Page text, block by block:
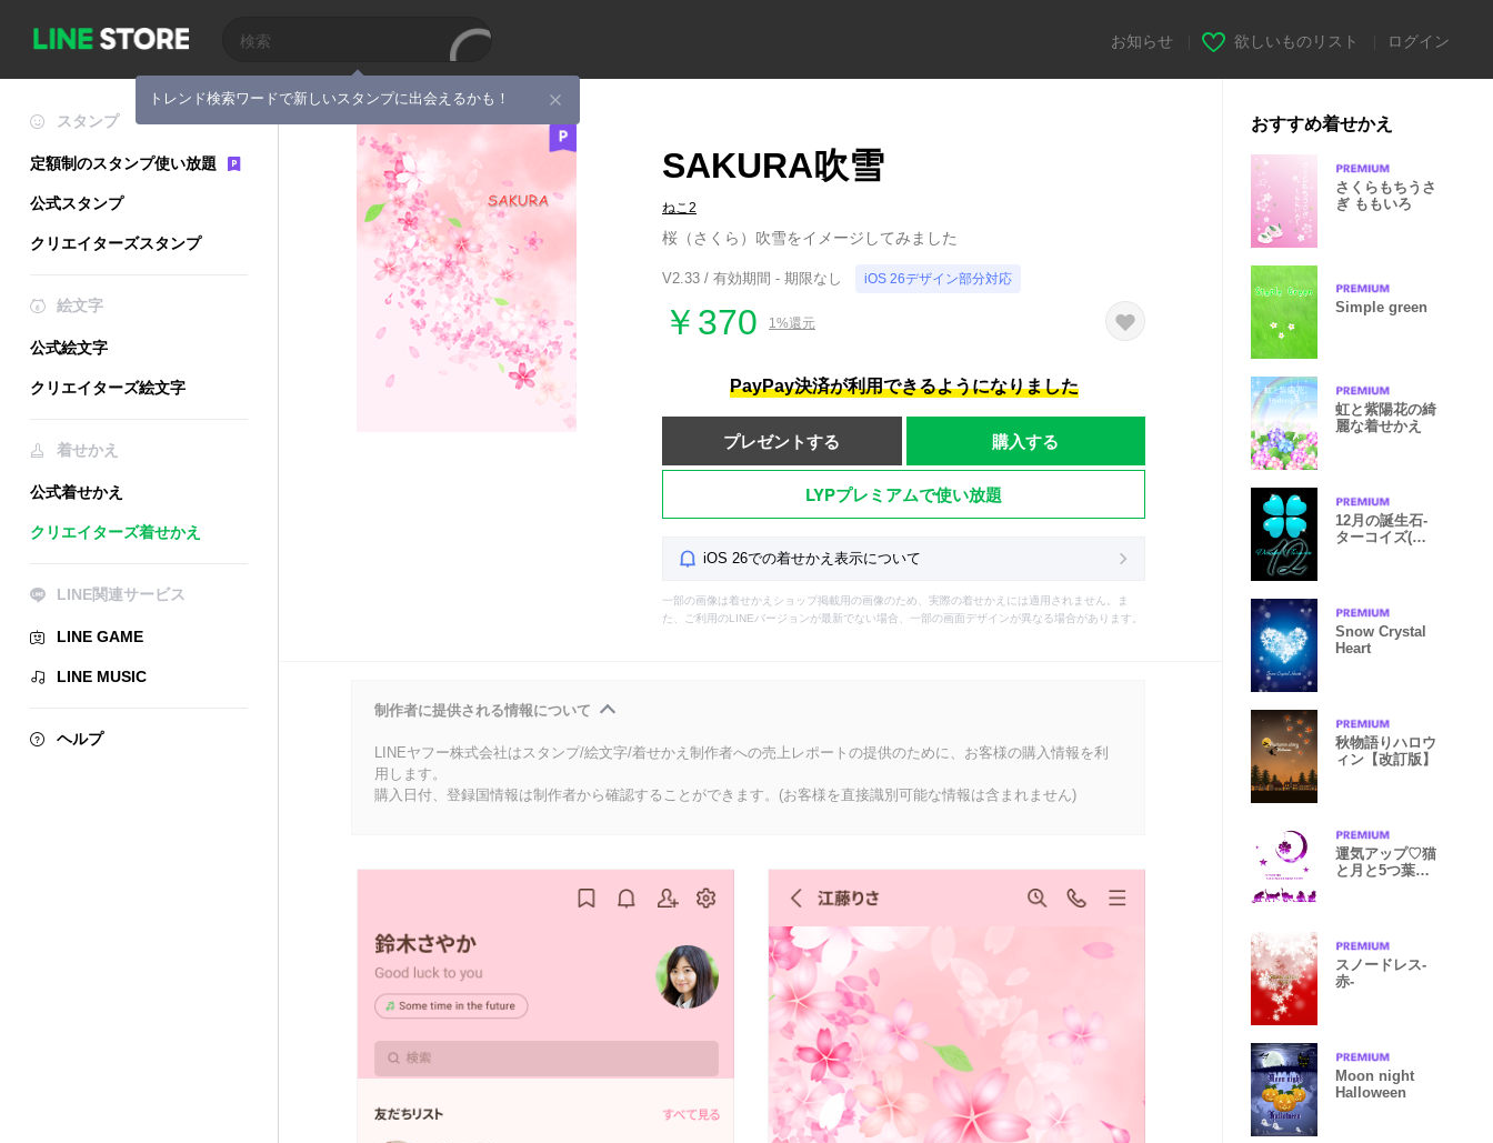
トレンド検索ワードで新しいスタンプに出会えるかも！
お知らせ 欲しいものリスト ログイン
スタンプ
定額制のスタンプ使い放題
公式スタンプ
クリエイターズスタンプ
絵文字
公式絵文字
クリエイターズ絵文字
着せかえ
公式着せかえ
クリエイターズ着せかえ
LINE関連サービス
LINE GAME
LINE MUSIC
ヘルプ
SAKURA吹雪
ねこ2
桜（さくら）吹雪をイメージしてみました
V2.33 / 有効期間 - 期限なし iOS 26デザイン部分対応
￥370 1%還元
PayPay決済が利用できるようになりました
プレゼントする 購入する
LYPプレミアムで使い放題
iOS 26での着せかえ表示について
一部の画像は着せかえショップ掲載用の画像のため、実際の着せかえには適用されません。ま
た、ご利用のLINEバージョンが最新でない場合、一部の画面デザインが異なる場合があります。
制作者に提供される情報について
LINEヤフー株式会社はスタンプ/絵文字/着せかえ制作者への売上レポートの提供のために、お客様の購入情報を利
用します。
購入日付、登録国情報は制作者から確認することができます。(お客様を直接識別可能な情報は含まれません)
おすすめ着せかえ
さくらもちうさ
ぎ ももいろ
Simple green
虹と紫陽花の綺
麗な着せかえ
12月の誕生石-
ターコイズ(ト
Snow Crystal
Heart
秋物語りハロウ
ィン【改訂版】
運気アップ♡猫
と月と5つ葉ク
スノードレス-
赤-
Moon night
Halloween